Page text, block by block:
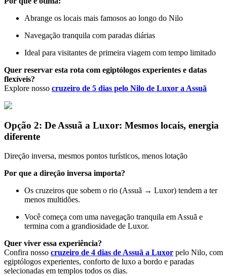
Abrange os locais mais famosos ao longo do Nilo
Navegação tranquila com paradas diárias
Ideal para visitantes de primeira viagem com tempo limitado
Quer reservar esta rota com egiptólogos experientes e datas
flexíveis?
Explore nosso cruzeiro de 5 dias pelo Nilo de Luxor a Assuã
Opção 2: De Assuã a Luxor: Mesmos locais, energia
diferente
Direção inversa, mesmos pontos turísticos, menos lotação
Por que a direção inversa importa?
Os cruzeiros que sobem o rio (Assuã → Luxor) tendem a ter
menos multidões.
Você começa com uma navegação tranquila em Assuã e
termina com a grandiosidade de Luxor.
Quer viver essa experiência?
Confira nosso cruzeiro de 4 dias de Assuã a Luxor pelo Nilo, com
egiptólogos experientes, conforto de luxo a bordo e paradas
selecionadas em templos todos os dias.